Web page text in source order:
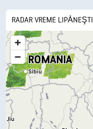
RADAR VREME LIPĂNEŞTI